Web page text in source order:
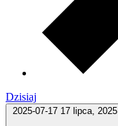
Dzisiaj
2025-07-17 17 lipca, 2025